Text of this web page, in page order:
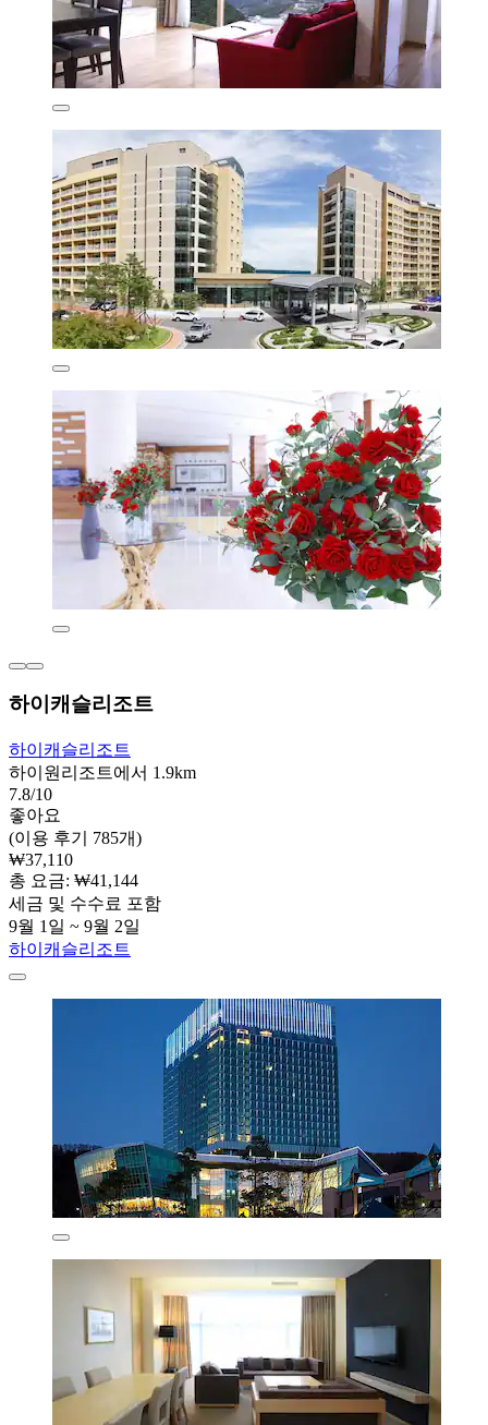
하이캐슬리조트
하이캐슬리조트
하이원리조트에서 1.9km
7.8/10
좋아요
(이용 후기 785개)
₩37,110
총 요금: ₩41,144
세금 및 수수료 포함
9월 1일 ~ 9월 2일
하이캐슬리조트